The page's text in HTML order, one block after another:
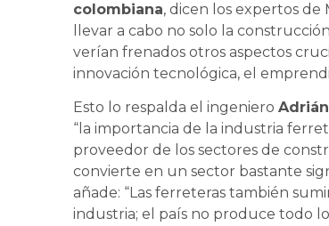
colombiana, dicen los expertos de
llevar a cabo no solo la
verían frenados otros aspectos
innovación tecnológica, el
Esto lo respalda el ingeniero
“la importancia de la industria
proveedor de los sectores de
convierte en un sector bastante
añade: “Las ferreteras también
industria; el país no produce todo